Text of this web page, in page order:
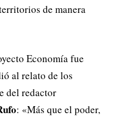
de manera
Economía fue
al relato de los
del redactor
: «Más que el poder,